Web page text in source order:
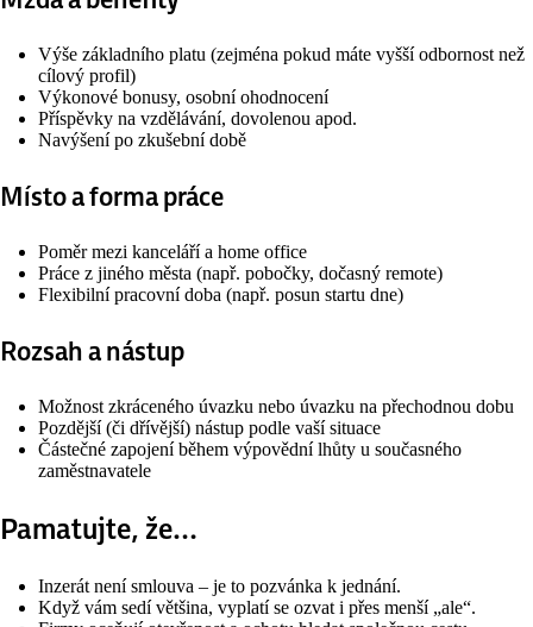
Výše základního platu (zejména pokud máte vyšší odbornost než
cílový profil)
Výkonové bonusy, osobní ohodnocení
Příspěvky na vzdělávání, dovolenou apod.
Navýšení po zkušební době
Místo a forma práce
Poměr mezi kanceláří a home office
Práce z jiného města (např. pobočky, dočasný remote)
Flexibilní pracovní doba (např. posun startu dne)
Rozsah a nástup
Možnost zkráceného úvazku nebo úvazku na přechodnou dobu
Pozdější (či dřívější) nástup podle vaší situace
Částečné zapojení během výpovědní lhůty u současného
zaměstnavatele
Pamatujte, že…
Inzerát není smlouva – je to pozvánka k jednání.
Když vám sedí většina, vyplatí se ozvat i přes menší „ale“.